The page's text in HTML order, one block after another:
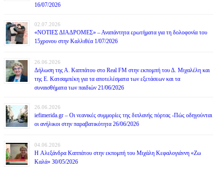
16/07/2026
02.07.2026
«ΝΟΤΙΕΣ ΔΙΑΔΡΟΜΕΣ» – Αναπάντητα ερωτήματα για τη δολοφονία του
15χρονου στην Καλλιθέα 1/07/2026
26.06.2026
Δήλωση της Α. Καππάτου στο Real FM στην εκπομπή του Δ. Μιχαλέλη και
της Ε. Κατσαμπέκη για τα αποτελέσματα των εξετάσεων και τα
συναισθήματα των παιδιών 21/06/2026
26.06.2026
iefimerida.gr – Οι νεανικές συμμορίες της διπλανής πόρτας -Πώς οδηγούνται
οι ανήλικοι στην παραβατικότητα 26/06/2026
04.06.2026
H Αλεξάνδρα Καππάτου στην εκπομπή του Μιχάλη Κεφαλογιάννη «Ζω
Καλά» 30/05/2026